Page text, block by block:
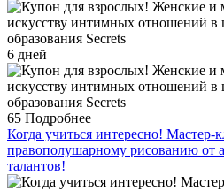
6 дней
65 Подробнее
Когда учиться интересно! Мастер-
правополушарному рисованию от
талантов!